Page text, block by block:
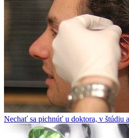
Nechať sa pichnúť u doktora, v štúdiu